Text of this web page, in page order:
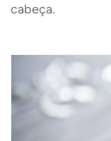
cabeça.